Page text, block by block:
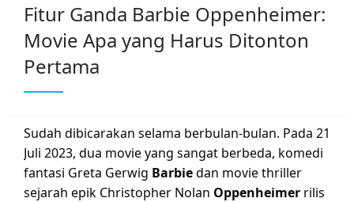
Fitur Ganda Barbie Oppenheimer:
Movie Apa yang Harus Ditonton
Pertama
Sudah dibicarakan selama berbulan-bulan. Pada 21
Juli 2023, dua movie yang sangat berbeda, komedi
fantasi Greta Gerwig Barbiedan movie thriller
sejarah epik Christopher Nolan Oppenheimer rilis